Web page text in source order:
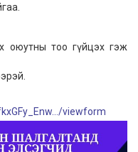
оюутны тоо гүйцэх гэж
viewform